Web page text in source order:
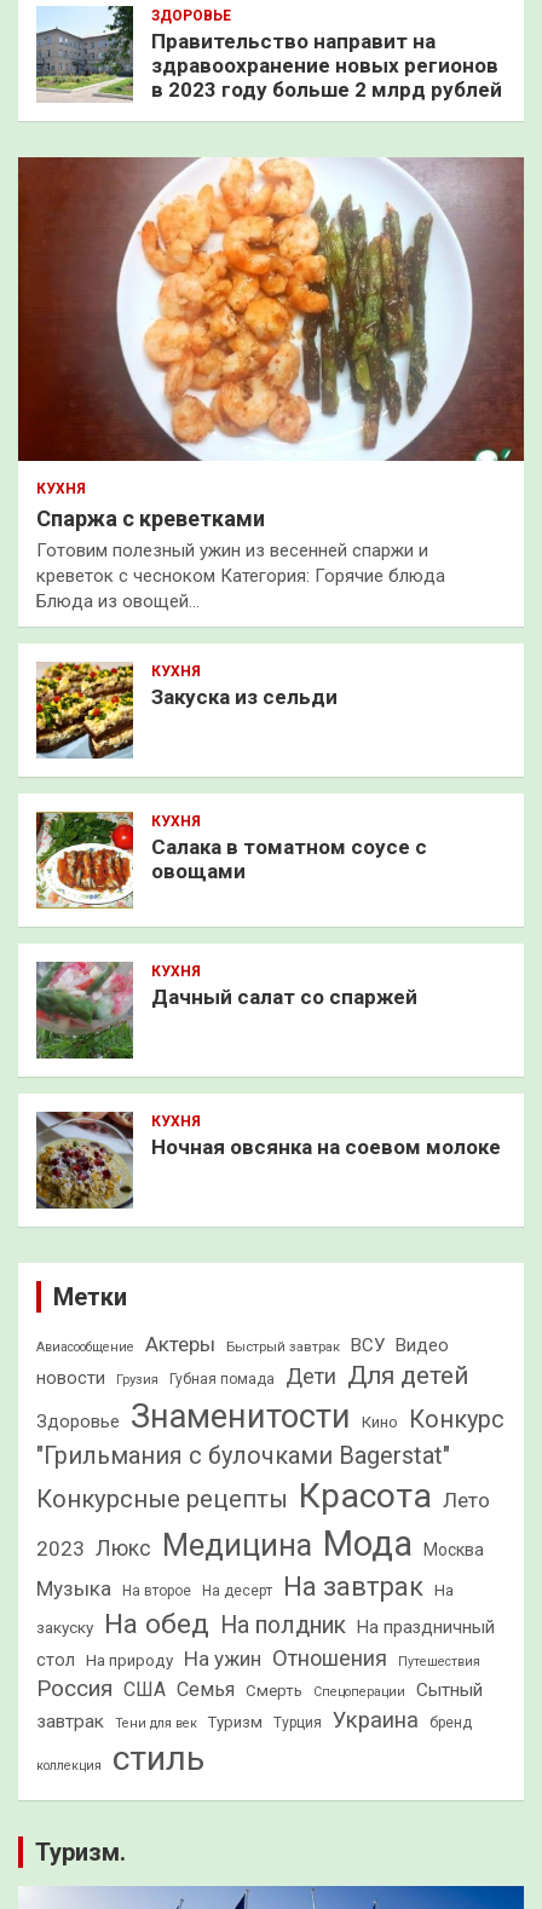
ЗДОРОВЬЕ
Правительство направит на
здравоохранение новых регионов
в 2023 году больше 2 млрд рублей
КУХНЯ
Спаржа с креветками
Готовим полезный ужин из весенней спаржи и
креветок с чесноком Категория: Горячие блюда
Блюда из овощей…
КУХНЯ
Закуска из сельди
КУХНЯ
Салака в томатном соусе с
овощами
КУХНЯ
Дачный салат со спаржей
КУХНЯ
Ночная овсянка на соевом молоке
Метки
Авиасообщение Актеры Быстрый завтрак ВСУ Видео
новости
Грузия Губная помада Дети Для детей
Здоровье Знаменитости Кино
Конкурс
"Грильмания с булочками Bagerstat"
Конкурсные рецепты Красота Лето
2023 Люкс Медицина Мода Москва
Музыка На второе На десерт На завтрак На
закуску На обед На полдник На праздничный
стол
На природу На ужин Отношения Путешествия
Россия США Семья Смерть Спецоперации
Сытный
завтрак
Тени для век Туризм Турция Украина бренд
коллекция стиль
Туризм.